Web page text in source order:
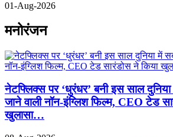
01-Aug-2026
मनोरंजन
नेटफ्लिक्स पर ‘धुरंधर’ बनी इस साल
जाने वाली नॉन-इंग्लिश फिल्म, CEO टेड
खुलासा…